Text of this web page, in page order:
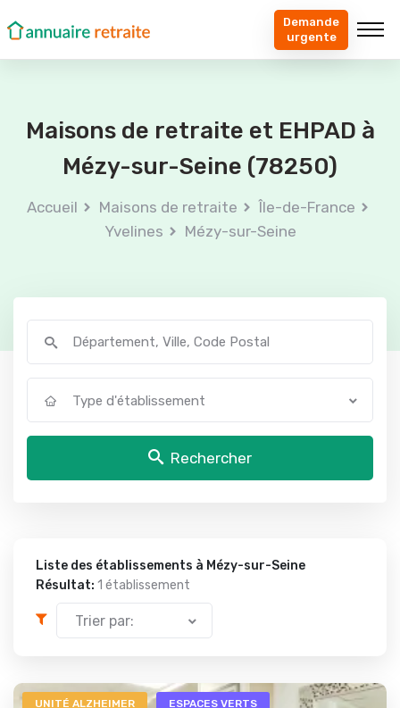
Demande
urgente
Maisons de retraite et EHPAD à
Mézy-sur-Seine (78250)
Accueil Maisons de retraite
Île-de-France
Yvelines
Mézy-sur-Seine
Type d'établissement
Rechercher
Liste des établissements à Mézy-sur-Seine
Résultat: 1 établissement
Trier par:
UNITÉ ALZHEIMER ESPACES VERTS